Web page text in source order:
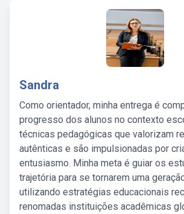
Sandra
Como orientador, minha entrega é
progresso dos alunos no contexto
técnicas pedagógicas que valorizam
autênticas e são impulsionadas por
entusiasmo. Minha meta é guiar os
trajetória para se tornarem uma
utilizando estratégias educacionais
renomadas instituições acadêmicas